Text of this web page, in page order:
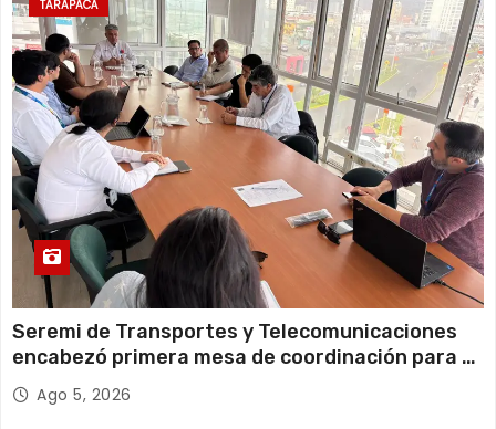
Miércoles
13 de agosto
Jueves 21°C 18°C
TARAPACÁ
Seremi de Transportes y Telecomunicaciones
encabezó primera mesa de coordinación para el
retiro de cables en desuso en Iquique
Ago 5, 2026